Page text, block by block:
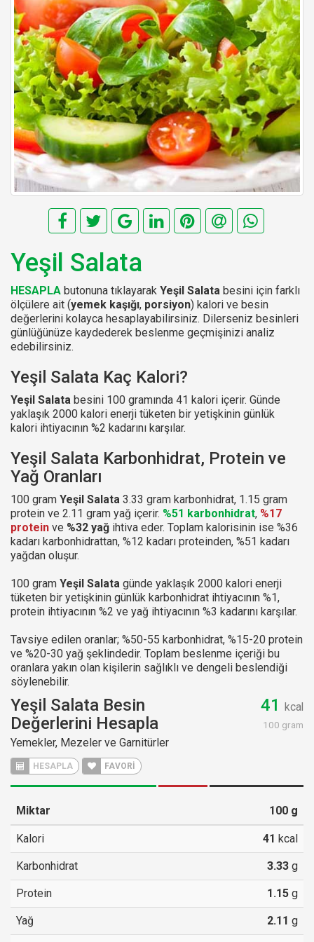
Yeşil Salata
HESAPLA butonuna tıklayarak Yeşil Salata besini için farklı
ölçülere ait (yemek kaşığı, porsiyon) kalori ve besin
değerlerini kolayca hesaplayabilirsiniz. Dilerseniz besinleri
günlüğünüze kaydederek beslenme geçmişinizi analiz
edebilirsiniz.
Yeşil Salata Kaç Kalori?
Yeşil Salata besini 100 gramında 41 kalori içerir. Günde
yaklaşık 2000 kalori enerji tüketen bir yetişkinin günlük
kalori ihtiyacının %2 kadarını karşılar.
Yeşil Salata Karbonhidrat, Protein ve
Yağ Oranları
100 gram Yeşil Salata 3.33 gram karbonhidrat, 1.15 gram
protein ve 2.11 gram yağ içerir. %51 karbonhidrat, %17
protein ve %32 yağ ihtiva eder. Toplam kalorisinin ise %36
kadarı karbonhidrattan, %12 kadarı proteinden, %51 kadarı
yağdan oluşur.
100 gram Yeşil Salata günde yaklaşık 2000 kalori enerji
tüketen bir yetişkinin günlük karbonhidrat ihtiyacının %1,
protein ihtiyacının %2 ve yağ ihtiyacının %3 kadarını karşılar.
Tavsiye edilen oranlar; %50-55 karbonhidrat, %15-20 protein
ve %20-30 yağ şeklindedir. Toplam beslenme içeriği bu
oranlara yakın olan kişilerin sağlıklı ve dengeli beslendiği
söylenebilir.
Yeşil Salata Besin
Değerlerini Hesapla
Yemekler, Mezeler ve Garnitürler
HESAPLA FAVORİ
41 kcal
100 gram
Miktar 100 g
Kalori 41 kcal
Karbonhidrat 3.33 g
Protein 1.15 g
Yağ 2.11 g